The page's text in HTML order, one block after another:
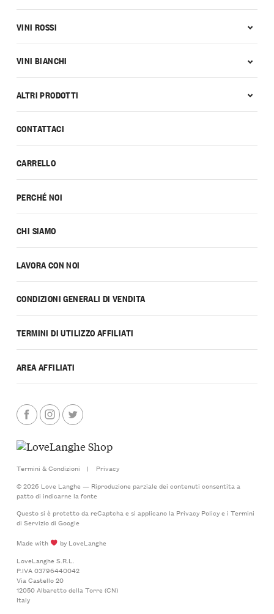
CONTATTACI
CARRELLO
PERCHÉ NOI
CHI SIAMO
LAVORA CON NOI
CONDIZIONI GENERALI DI VENDITA
TERMINI DI UTILIZZO AFFILIATI
AREA AFFILIATI
VINI ROSSI
VINI BIANCHI
ALTRI PRODOTTI
Termini & Condizioni |
Privacy
© 2026 Love Langhe — Riproduzione parziale dei contenuti consentita a
patto di indicarne la fonte
Questo si è protetto da reCaptcha e si applicano la Privacy Policye i Termini
di Serviziodi Google
Made with
by LoveLanghe
LoveLanghe S.R.L.
P.IVA 03796440042
Via Castello 20
12050 Albaretto della Torre (CN)
Italy